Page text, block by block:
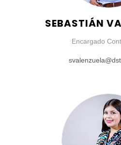
SEBASTIÁN
Encargado